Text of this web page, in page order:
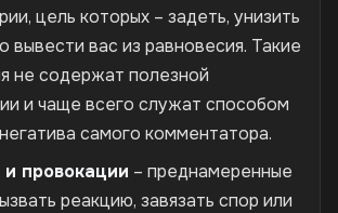
цель которых – задеть, унизить
вывести вас из равновесия. Такие
не содержат полезной
и чаще всего служат способом
самого комментатора.
и провокации – преднамеренные
реакцию, завязать спор или